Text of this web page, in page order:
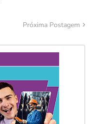
Próxima Postagem